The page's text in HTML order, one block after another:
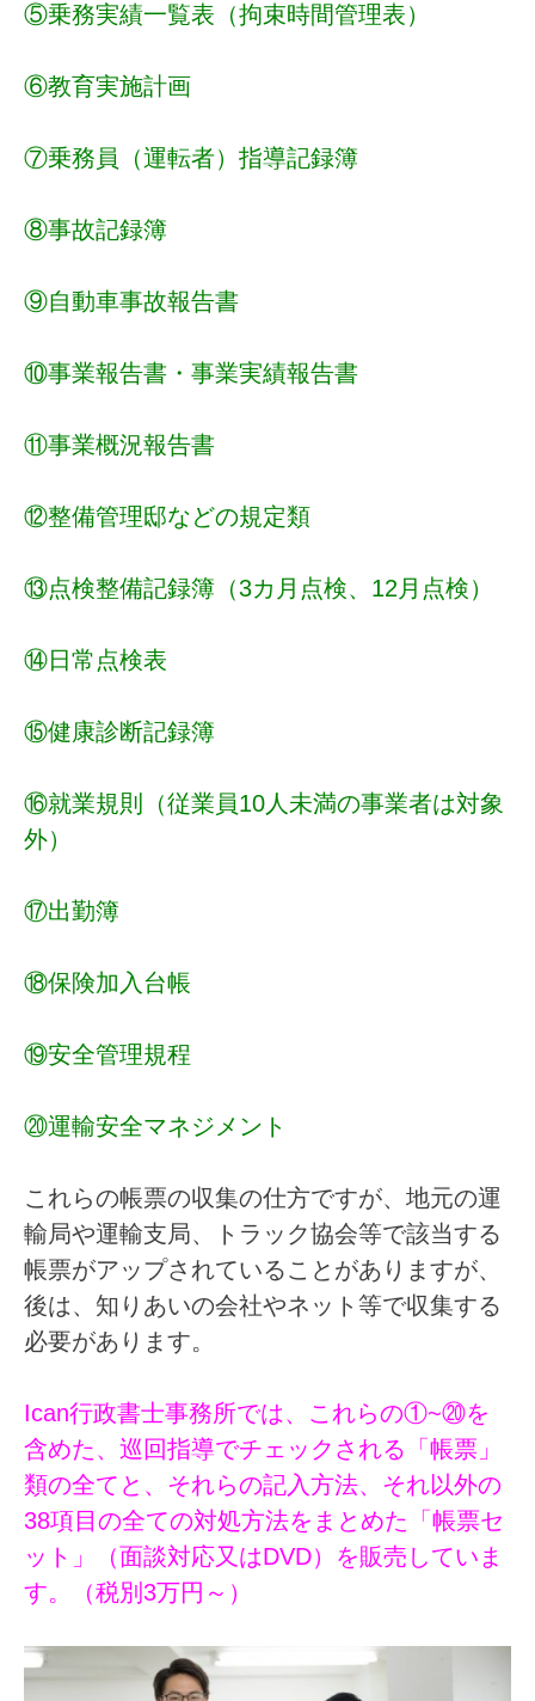
⑤乗務実績一覧表（拘束時間管理表）
⑥教育実施計画
⑦乗務員（運転者）指導記録簿
⑧事故記録簿
⑨自動車事故報告書
⑩事業報告書・事業実績報告書
⑪事業概況報告書
⑫整備管理邸などの規定類
⑬点検整備記録簿（3カ月点検、12月点検）
⑭日常点検表
⑮健康診断記録簿
⑯就業規則（従業員10人未満の事業者は対象
外）
⑰出勤簿
⑱保険加入台帳
⑲安全管理規程
⑳運輸安全マネジメント
これらの帳票の収集の仕方ですが、 地元の運
輸局や運輸支局、トラック協会等で該当する
帳票がアップされていることがありますが、
後は、知りあいの会社やネット等で収集する
必要があります。
Ican行政書士事務所では、これらの①~⑳を
含めた、巡回指導でチェックされる「帳票」
類の全てと、それらの記入方法、それ以外の
38項目の全ての対処方法をまとめた「帳票セ
ット」（面談対応又はDVD）を販売 していま
す。（税別3万円～）